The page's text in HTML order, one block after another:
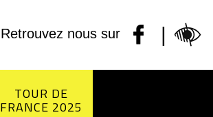
Retrouvez nous sur |
TOUR DE
FRANCE 2025